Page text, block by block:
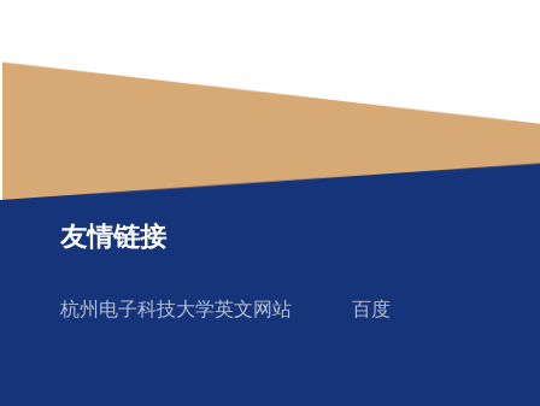
友情链接
杭州电子科技大学英文网站 百度